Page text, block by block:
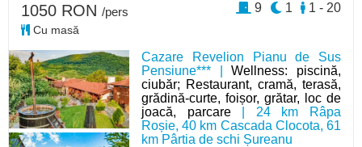
Cazare Revelion Pianu de Sus
Pensiune*** |Wellness: piscină,
ciubăr; Restaurant, cramă, terasă,
grădină-curte, foișor, grătar, loc de
joacă, parcare| 24 km Râpa
Roșie, 40 km Cascada Clocota, 61
km Pârtia de schi Șureanu
1050 RON /pers
Cu masă
1 - 20
1
9